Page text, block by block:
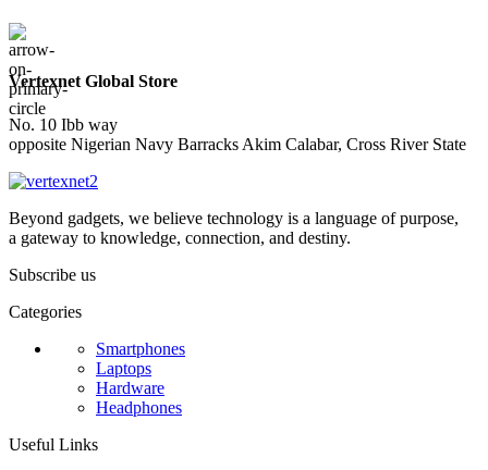
Vertexnet Global Store
No. 10 Ibb way
opposite Nigerian Navy Barracks Akim Calabar, Cross River State
Beyond gadgets, we believe technology is a language of purpose,
a gateway to knowledge, connection, and destiny.
Subscribe us
Categories
Smartphones
Laptops
Hardware
Headphones
Useful Links